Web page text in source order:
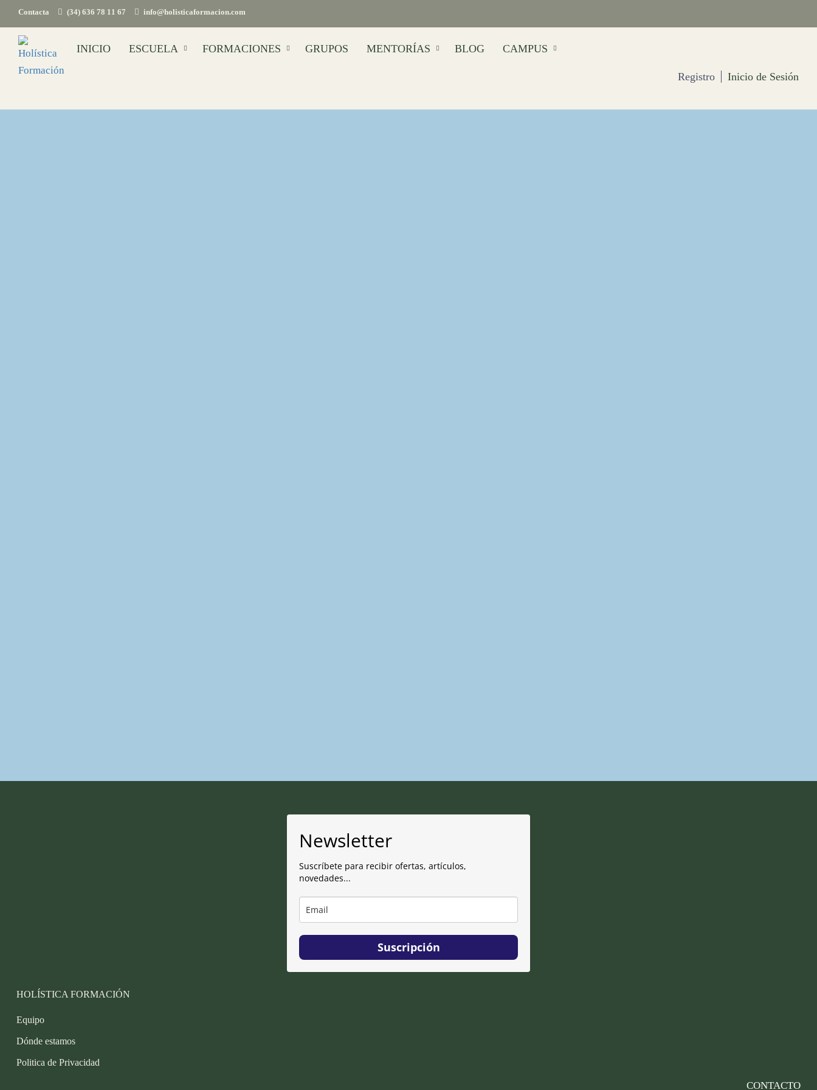
Contacta (34) 636 78 11 67 info@holisticaformacion.com
INICIO ESCUELA FORMACIONES GRUPOS MENTORÍAS BLOG CAMPUS
Registro Inicio de Sesión
Newsletter
Suscríbete para recibir ofertas, artículos,
novedades...
Suscripción
HOLÍSTICA FORMACIÓN
Equipo
Dónde estamos
Politica de Privacidad
CONTACTO